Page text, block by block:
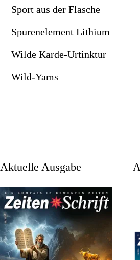
Sport aus der Flasche
Spurenelement Lithium
Wilde Karde-Urtinktur
Wild-Yams
aktuelle Ausgabe